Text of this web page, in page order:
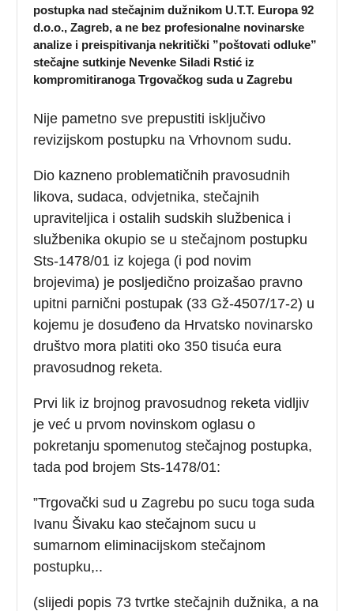
postupka nad stečajnim dužnikom U.T.T. Europa 92
d.o.o., Zagreb, a ne bez profesionalne novinarske
analize i preispitivanja nekritički ”poštovati odluke”
stečajne sutkinje Nevenke Siladi Rstić iz
kompromitiranoga Trgovačkog suda u Zagrebu
Nije pametno sve prepustiti isključivo
revizijskom postupku na Vrhovnom sudu.
Dio kazneno problematičnih pravosudnih
likova, sudaca, odvjetnika, stečajnih
upraviteljica i ostalih sudskih službenica i
službenika okupio se u stečajnom postupku
Sts-1478/01 iz kojega (i pod novim
brojevima) je posljedično proizašao pravno
upitni parnični postupak (33 Gž-4507/17-2) u
kojemu je dosuđeno da Hrvatsko novinarsko
društvo mora platiti oko 350 tisuća eura
pravosudnog reketa.
Prvi lik iz brojnog pravosudnog reketa vidljiv
je već u prvom novinskom oglasu o
pokretanju spomenutog stečajnog postupka,
tada pod brojem Sts-1478/01:
”Trgovački sud u Zagrebu po sucu toga suda
Ivanu Šivaku kao stečajnom sucu u
sumarnom eliminacijskom stečajnom
postupku,..
(slijedi popis 73 tvrtke stečajnih dužnika, a na